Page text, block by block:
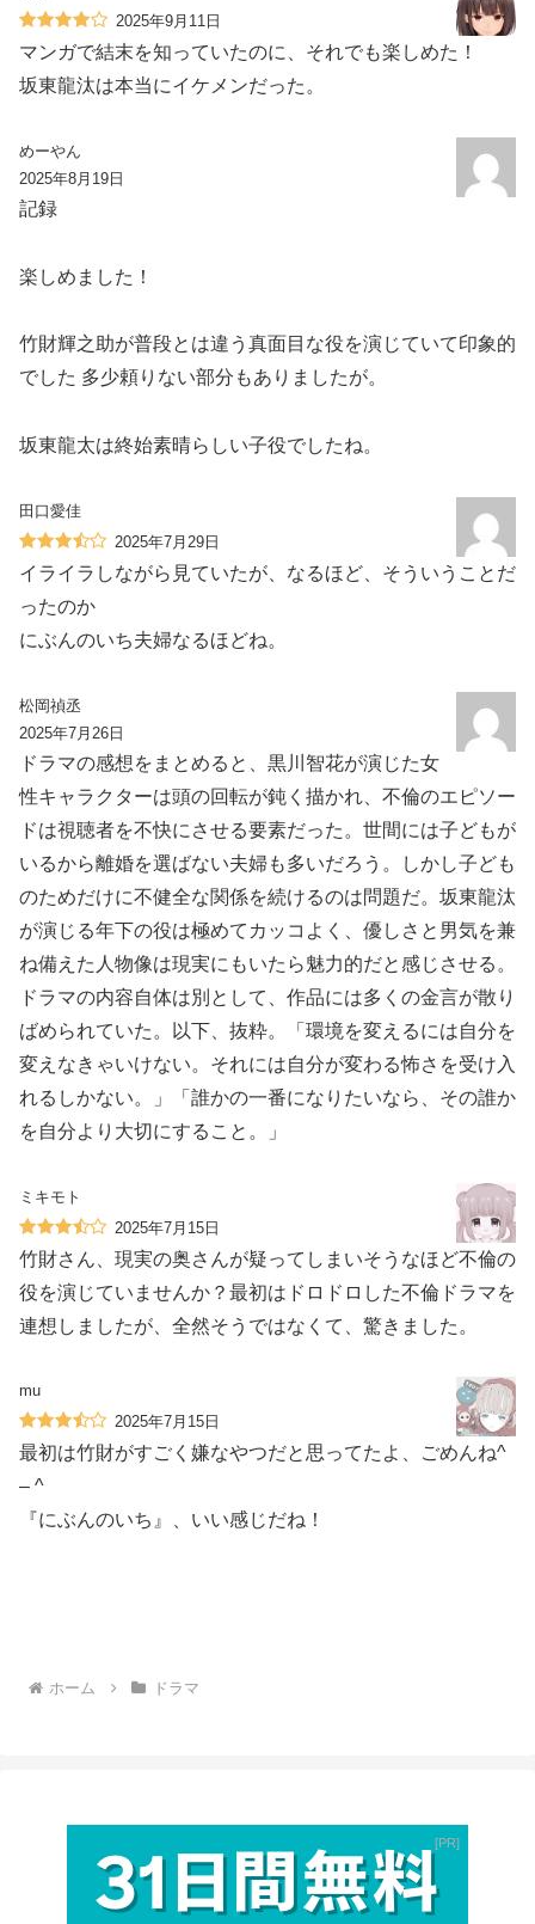
2025年9月11日
マンガで結末を知っていたのに、それでも楽しめた！
坂東龍汰は本当にイケメンだった。
めーやん
2025年8月19日
記録️
楽しめました！
竹財輝之助が普段とは違う真面目な役を演じていて印象的
でした 多少頼りない部分もありましたが。
坂東龍太は終始素晴らしい子役でしたね。
田口愛佳
2025年7月29日
イライラしながら見ていたが、なるほど、そういうことだ
ったのか
にぶんのいち夫婦なるほどね。
松岡禎丞
2025年7月26日
ドラマの感想をまとめると、黒川智花が演じた女
性キャラクターは頭の回転が鈍く描かれ、不倫のエピソー
ドは視聴者を不快にさせる要素だった。世間には子どもが
いるから離婚を選ばない夫婦も多いだろう。しかし子ども
のためだけに不健全な関係を続けるのは問題だ。坂東龍汰
が演じる年下の役は極めてカッコよく、優しさと男気を兼
ね備えた人物像は現実にもいたら魅力的だと感じさせる。
ドラマの内容自体は別として、作品には多くの金言が散り
ばめられていた。以下、抜粋。「環境を変えるには自分を
変えなきゃいけない。それには自分が変わる怖さを受け入
れるしかない。」「誰かの一番になりたいなら、その誰か
を自分より大切にすること。」
ミキモト
2025年7月15日
竹財さん、現実の奥さんが疑ってしまいそうなほど不倫の
役を演じていませんか？最初はドロドロした不倫ドラマを
連想しましたが、全然そうではなくて、驚きました。
mu
2025年7月15日
最初は竹財がすごく嫌なやつだと思ってたよ、ごめんね^
– ^
『にぶんのいち』、いい感じだね！
ホーム ドラマ
PR